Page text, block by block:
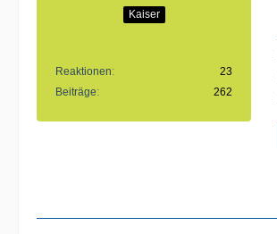
Kaiser
Reaktionen
23
Beiträge
262